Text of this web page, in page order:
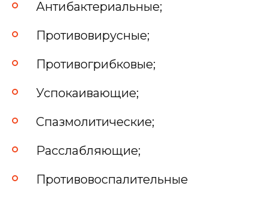
Антибактериальные;
Противовирусные;
Противогрибковые;
Успокаивающие;
Спазмолитические;
Расслабляющие;
Противовоспалительные